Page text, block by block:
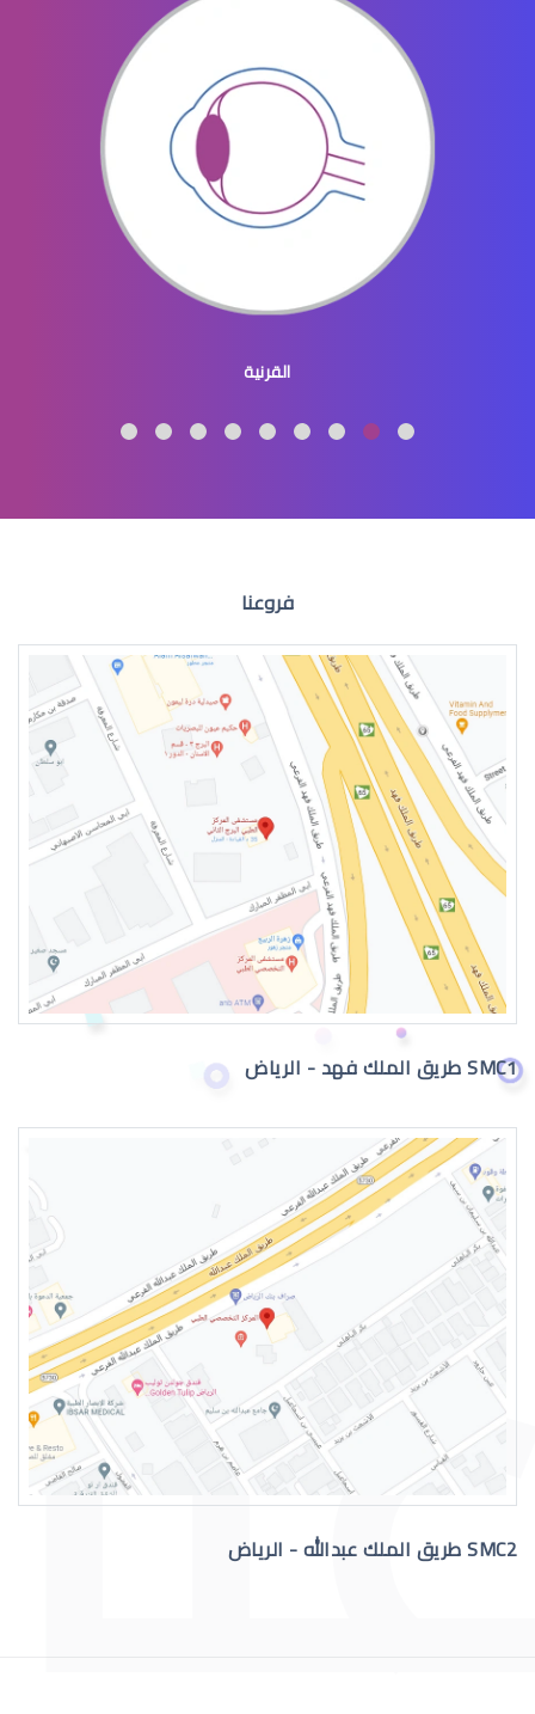
عيون الاطفال المنتفخه
عيون الاطفال المنغوليين
عيون الطفل الرضيع
عيون الطفل الرضيع تدمع
حول عيون الاطفال الرضع
التهاب عيون الاطفال الرضع
القرنية
فروعنا
SMC1 طريق الملك فهد - الرياض
SMC2 طريق الملك عبدالله - الرياض